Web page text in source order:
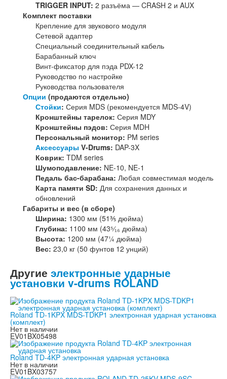
TRIGGER INPUT: 2 разъёма — CRASH 2 и AUX
Комплект поставки
Крепление для звукового модуля
Сетевой адаптер
Специальный соединительный кабель
Барабанный ключ
Винт-фиксатор для пэда PDX-12
Руководство по настройке
Руководства пользователя
Опции (продаются отдельно)
Стойки: Серия MDS (рекомендуется MDS-4V)
Кронштейны тарелок: Серия MDY
Кронштейны пэдов: Серия MDH
Персональный монитор: PM series
Аксессуары V-Drums: DAP-3X
Коврик: TDM series
Шумоподавление: NE-10, NE-1
Педаль бас-барабана: Любая совместимая модель
Карта памяти SD: Для сохранения данных и
обновлений
Габариты и вес (в сборе)
Ширина: 1300 мм (51⅗ дюйма)
Глубина: 1100 мм (43⁵⁄₁₆ дюйма)
Высота: 1200 мм (47¼ дюйма)
Вес: 23,0 кг (50 фунтов 12 унций)
Другие электронные ударные
установки v-drums ROLAND
Roland TD-1KPX MDS-TDKP1 электронная ударная установка
(комплект)
Нет в наличии
EV01BX05498
Roland TD-4KP электронная ударная установка
Нет в наличии
EV01BX03757